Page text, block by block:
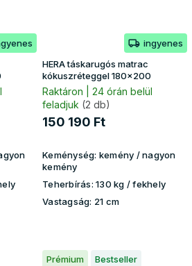
ingyenes
HERA táskarugós matrac
kókuszréteggel 180x200
Raktáron | 24 órán belül
feladjuk (2 db)
150 190 Ft
Keménység: kemény / nagyon
kemény
Teherbírás: 130 kg​​​​ / fekhely
Vastagság: 21 cm
Prémium Bestseller